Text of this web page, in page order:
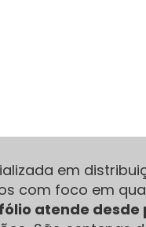
em
com foco em
atende desde